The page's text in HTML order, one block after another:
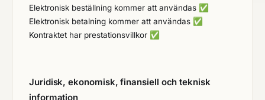
Elektronisk beställning kommer att användas ✅
Elektronisk betalning kommer att användas ✅
Kontraktet har prestationsvillkor ✅
Juridisk, ekonomisk, finansiell och teknisk
information